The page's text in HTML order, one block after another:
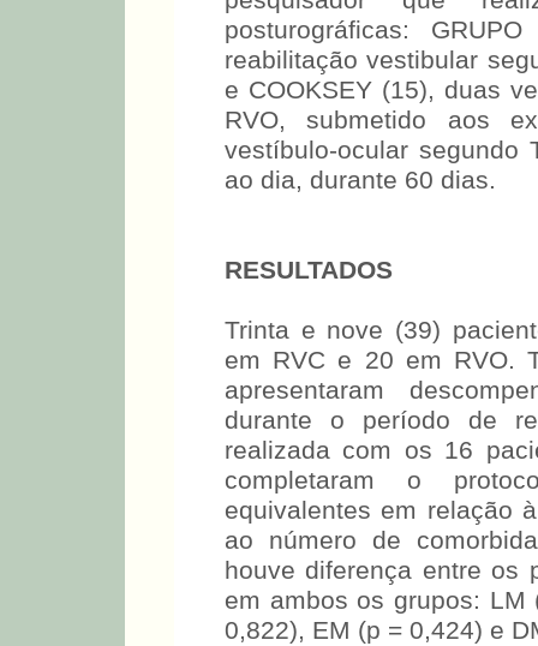
posturográficas:
reabilitação vestibular
e COOKSEY (15), duas
RVO, submetido aos
vestíbulo-ocular segundo
ao dia, durante 60 dias.
RESULTADOS
Trinta e nove (39)
em RVC e 20 em RVO.
apresentaram
durante o período de
realizada com os 16
completaram o
equivalentes em relação
ao número de
houve diferença entre os
em ambos os grupos:
0,822), EM (p = 0,424) e